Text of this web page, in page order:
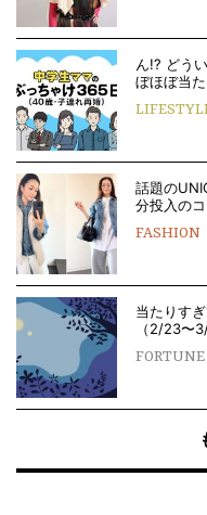
ん!? どう
ぼほぼ当
話題の
分投入の
FASHION
当たりす
（2/23〜
FORTUNE